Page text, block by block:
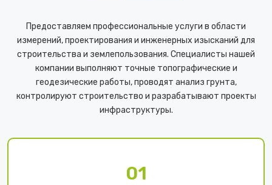
Предоставляем профессиональные услуги в области
измерений, проектирования и инженерных изысканий для
строительства и землепользования. Специалисты нашей
компании выполняют точные топографические и
геодезические работы, проводят анализ грунта,
контролируют строительство и разрабатывают проекты
инфраструктуры.
01